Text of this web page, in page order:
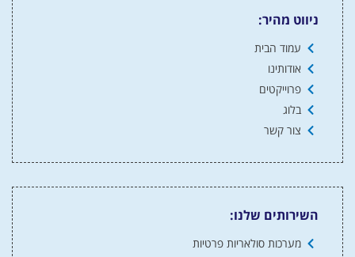
ניווט מהיר:
עמוד הבית
אודותינו
פרוייקטים
בלוג
צור קשר
השירותים שלנו:
מערכות סולאריות פרטיות